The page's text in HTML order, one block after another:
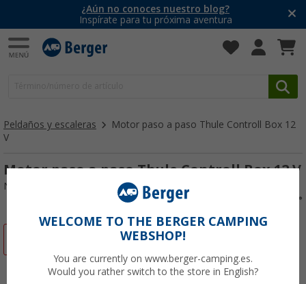
¿Aún no conoces nuestro blog?
Inspírate para tu próxima aventura
Peldaños y escaleras
Motor paso a paso Thule Controll Box 12
V
Motor paso a paso Thule Controll Box 12 V
Nº de artículo 762344
WELCOME TO THE BERGER CAMPING
WEBSHOP!
You are currently on www.berger-camping.es.
Would you rather switch to the store in English?